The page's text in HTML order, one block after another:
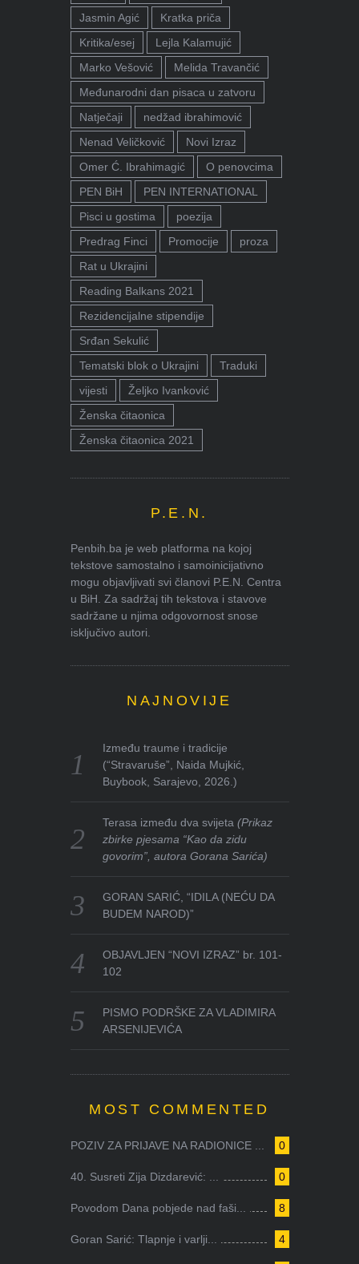
Jasmin Agić
Kratka priča
Kritika/esej
Lejla Kalamujić
Marko Vešović
Melida Travančić
Međunarodni dan pisaca u zatvoru
Natječaji
nedžad ibrahimović
Nenad Veličković
Novi Izraz
Omer Ć. Ibrahimagić
O penovcima
PEN BiH
PEN INTERNATIONAL
Pisci u gostima
poezija
Predrag Finci
Promocije
proza
Rat u Ukrajini
Reading Balkans 2021
Rezidencijalne stipendije
Srđan Sekulić
Tematski blok o Ukrajini
Traduki
vijesti
Željko Ivanković
Ženska čitaonica
Ženska čitaonica 2021
P.E.N.
Penbih.ba je web platforma na kojoj
tekstove samostalno i samoinicijativno
mogu objavljivati svi članovi P.E.N. Centra
u BiH. Za sadržaj tih tekstova i stavove
sadržane u njima odgovornost snose
isključivo autori.
NAJNOVIJE
Između traume i tradicije
(“Stravaruše”, Naida Mujkić,
Buybook, Sarajevo, 2026.)
Terasa između dva svijeta(Prikaz
zbirke pjesama “Kao da zidu
govorim”, autora Gorana Sarića)
GORAN SARIĆ, “IDILA (NEĆU DA
BUDEM NAROD)”
OBJAVLJEN “NOVI IZRAZ” br. 101-
102
PISMO PODRŠKE ZA VLADIMIRA
ARSENIJEVIĆA
MOST COMMENTED
0
POZIV ZA PRIJAVE NA RADIONICE ...
0
40. Susreti Zija Dizdarević: ...
8
Povodom Dana pobjede nad faši...
4
Goran Sarić: Tlapnje i varlji...